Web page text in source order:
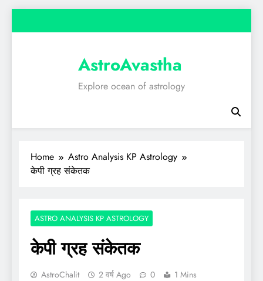
to
AstroAvastha
Explore ocean of astrology
Home
Astro Analysis KP Astrology
केपी ग्रह संकेतक
ASTRO ANALYSIS KP ASTROLOGY
केपी ग्रह संकेतक
AstroChalit 2 वर्ष Ago 0 1 Mins